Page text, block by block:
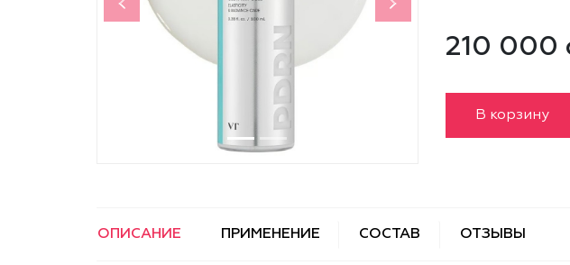
210 000
В корзину
ОПИСАНИЕ ПРИМЕНЕНИЕ СОСТАВ ОТЗЫВЫ